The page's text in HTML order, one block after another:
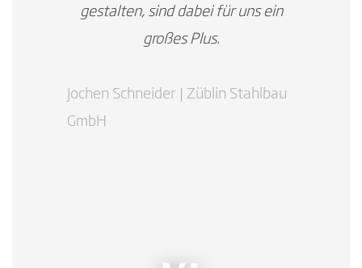
gestalten, sind dabei für uns ein
großes Plus.
Jochen Schneider | Züblin Stahlbau
GmbH